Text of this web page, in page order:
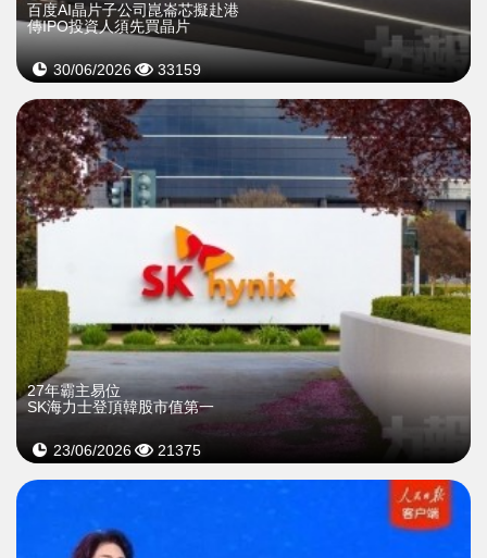
百度AI晶片子公司崑崙芯擬赴港
傳IPO投資人須先買晶片
30/06/2026 33159
27年霸主易位
SK海力士登頂韓股市值第一
23/06/2026 21375